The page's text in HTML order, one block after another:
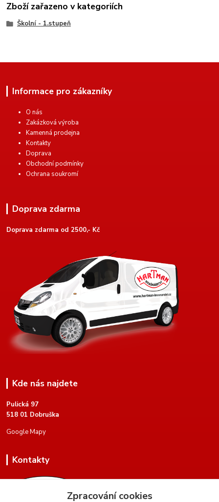
Zboží zařazeno v kategoriích
Školní - 1.stupeň
Informace pro zákazníky
O nás
Zakázková výroba
Kamenná prodejna
Kontakty
Doprava
Obchodní podmínky
Ochrana soukromí
Doprava zdarma
Doprava zdarma od 2500,- Kč
Kde nás najdete
Pulická 97
518 01 Dobruška
Google Mapy
Kontakty
Zpracování cookies